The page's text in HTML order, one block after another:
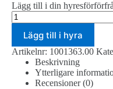
Lägg till i din
Gravity
-
Stereobar
för
2
Mikrofoner/antenner
Lägg till i hyra
Artikelnr: 1001363.00
Beskrivning
Ytterligare
Recensioner (0)